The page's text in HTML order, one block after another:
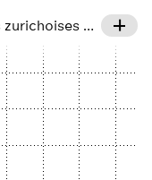
/ Films utiles : histoires zurichoises de ville, de campagne, de cinéma